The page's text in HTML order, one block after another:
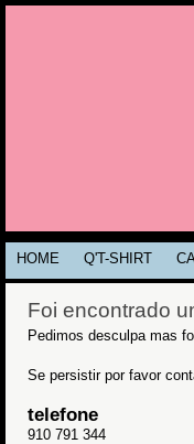
HOME Q'T-SHIRT
Foi encontrado
Pedimos desculpa mas
Se persistir por favor
telefone
910 791 344